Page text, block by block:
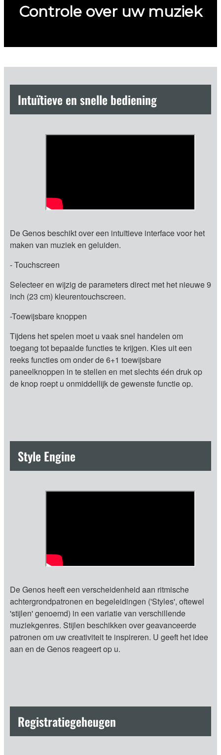
Controle over uw muziek
Intuïtieve en snelle bediening
De Genos beschikt over een intuïtieve interface voor het
maken van muziek en geluiden.
- Touchscreen
Selecteer en wijzig de parameters direct met het nieuwe 9
inch (23 cm) kleurentouchscreen.
-Toewijsbare knoppen
Tijdens het spelen moet u vaak snel handelen om
toegang tot bepaalde functies te krijgen. Kies uit een
reeks functies om onder de 6+1 toewijsbare
paneelknoppen in te stellen en met slechts één druk op
de knop roept u onmiddellijk de gewenste functie op.
Style Engine
De Genos heeft een verscheidenheid aan ritmische
achtergrondpatronen en begeleidingen ('Styles', oftewel
'stijlen' genoemd) in een variatie van verschillende
muziekgenres. Stijlen beschikken over geavanceerde
patronen om uw creativiteit te inspireren. U geeft het idee
aan en de Genos reageert op u.
Registratiegeheugen